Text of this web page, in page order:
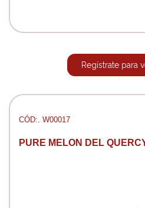
Regístrate para
CÓD:. W00017
PURE MELON DEL